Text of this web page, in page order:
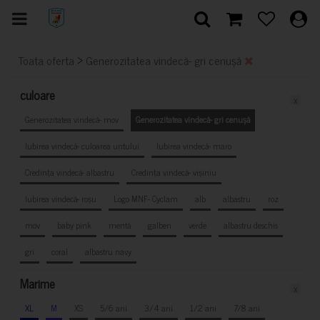
Toata oferta > Generozitatea vindecă- gri cenușă
culoare
Generozitatea vindecă- mov
Generozitatea vindecă- gri cenușă
Iubirea vindecă- culoarea untului
Iubirea vindecă- maro
Credința vindecă- albastru
Credința vindecă- vișiniu
Iubirea vindecă- roșu
Logo MNF- Cyclam alb albastru
roz
mov
baby pink mentă galben verde
albastru deschis
gri
coral albastru navy
Marime
XL M XS 5/6 ani 3/4 ani 1/2 ani 7/8 ani